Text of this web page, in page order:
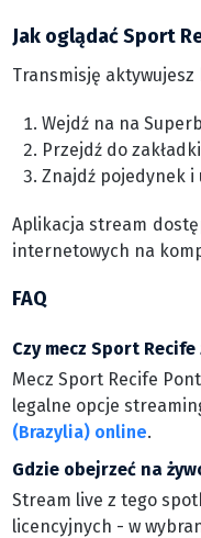
Jak oglądać Sport
Transmisję aktywujesz
Wejdź na na
Przejdź do zakładki
Znajdź pojedynek
Aplikacja stream
internetowych na
FAQ
Czy mecz Sport
Mecz Sport Recife
legalne opcje
(Brazylia) online.
Gdzie obejrzeć na
Stream live z tego
licencyjnych - w